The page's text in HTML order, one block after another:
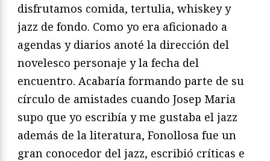
disfrutamos comida, tertulia, whiskey y
jazz de fondo. Como yo era aficionado a
agendas y diarios anoté la dirección del
novelesco personaje y la fecha del
encuentro. Acabaría formando parte de su
círculo de amistades cuando Josep Maria
supo que yo escribía y me gustaba el jazz
además de la literatura, Fonollosa fue un
gran conocedor del jazz, escribió críticas e